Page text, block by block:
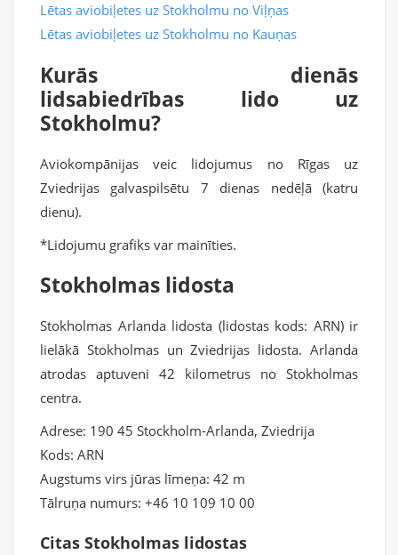
Lētas aviobiļetes uz Stokholmu no Viļņas
Lētas aviobiļetes uz Stokholmu no Kauņas
Kurās dienās
lidsabiedrības lido uz
Stokholmu?
Aviokompānijas veic lidojumus no Rīgas uz
Zviedrijas galvaspilsētu 7 dienas nedēļā (katru
dienu).
*Lidojumu grafiks var mainīties.
Stokholmas lidosta
Stokholmas Arlanda lidosta (lidostas kods: ARN) ir
lielākā Stokholmas un Zviedrijas lidosta. Arlanda
atrodas aptuveni 42 kilometrus no Stokholmas
centra.
Adrese: 190 45 Stockholm-Arlanda, Zviedrija
Kods: ARN
Augstums virs jūras līmeņa: 42 m
Tālruņa numurs: +46 10 109 10 00
Citas Stokholmas lidostas